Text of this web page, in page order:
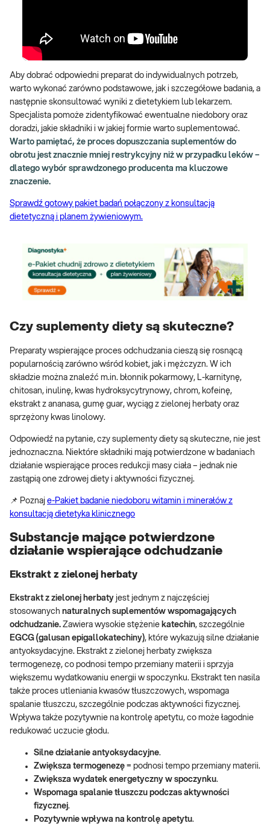
Aby dobrać odpowiedni preparat do indywidualnych potrzeb,
warto wykonać zarówno podstawowe, jak i szczegółowe badania, a
następnie skonsultować wyniki z dietetykiem lub lekarzem.
Specjalista pomoże zidentyfikować ewentualne niedobory oraz
doradzi, jakie składniki i w jakiej formie warto suplementować.
Warto pamiętać, że proces dopuszczania suplementów do
obrotu jest znacznie mniej restrykcyjny niż w przypadku leków –
dlatego wybór sprawdzonego producenta ma kluczowe
znaczenie.
Sprawdź gotowy pakiet badań połączony z konsultacją
dietetyczną i planem żywieniowym.
Czy suplementy diety są skuteczne?
Preparaty wspierające proces odchudzania cieszą się rosnącą
popularnością zarówno wśród kobiet, jak i mężczyzn. W ich
składzie można znaleźć m.in. błonnik pokarmowy, L-karnitynę,
chitosan, inulinę, kwas hydroksycytrynowy, chrom, kofeinę,
ekstrakt z ananasa, gumę guar, wyciąg z zielonej herbaty oraz
sprzężony kwas linolowy.
Odpowiedź na pytanie, czy suplementy diety są skuteczne, nie jest
jednoznaczna. Niektóre składniki mają potwierdzone w badaniach
działanie wspierające proces redukcji masy ciała – jednak nie
zastąpią one zdrowej diety i aktywności fizycznej.
📌 Poznaj e-Pakiet badanie niedoboru witamin i minerałów z
konsultacją dietetyka klinicznego
Substancje mające potwierdzone
działanie wspierające odchudzanie
Ekstrakt z zielonej herbaty
Ekstrakt z zielonej herbaty jest jednym z najczęściej
stosowanych naturalnych suplementów wspomagających
odchudzanie. Zawiera wysokie stężenie katechin, szczególnie
EGCG (galusan epigallokatechiny), które wykazują silne działanie
antyoksydacyjne. Ekstrakt z zielonej herbaty zwiększa
termogenezę, co podnosi tempo przemiany materii i sprzyja
większemu wydatkowaniu energii w spoczynku. Ekstrakt ten nasila
także proces utleniania kwasów tłuszczowych, wspomaga
spalanie tłuszczu, szczególnie podczas aktywności fizycznej.
Wpływa także pozytywnie na kontrolę apetytu, co może łagodnie
redukować uczucie głodu.
Silne działanie antyoksydacyjne.
Zwiększa termogenezę = podnosi tempo przemiany materii.
Zwiększa wydatek energetyczny w spoczynku.
Wspomaga spalanie tłuszczu podczas aktywności
fizycznej.
Pozytywnie wpływa na kontrolę apetytu.